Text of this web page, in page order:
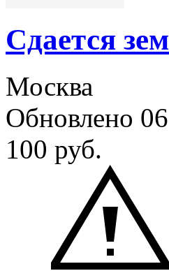
Сдается
Москва
Обновлено
100 руб.